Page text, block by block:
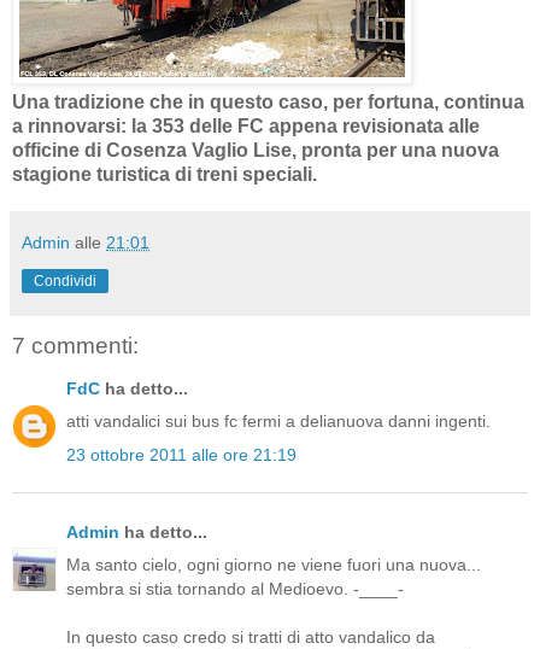
Una tradizione che in questo caso, per fortuna, continua
a rinnovarsi: la 353 delle FC appena revisionata alle
officine di Cosenza Vaglio Lise, pronta per una nuova
stagione turistica di treni speciali.
Admin alle 21:01
Condividi
7 commenti:
FdC ha detto...
atti vandalici sui bus fc fermi a delianuova danni ingenti.
23 ottobre 2011 alle ore 21:19
Admin ha detto...
Ma santo cielo, ogni giorno ne viene fuori una nuova...
sembra si stia tornando al Medioevo. -____-
In questo caso credo si tratti di atto vandalico da